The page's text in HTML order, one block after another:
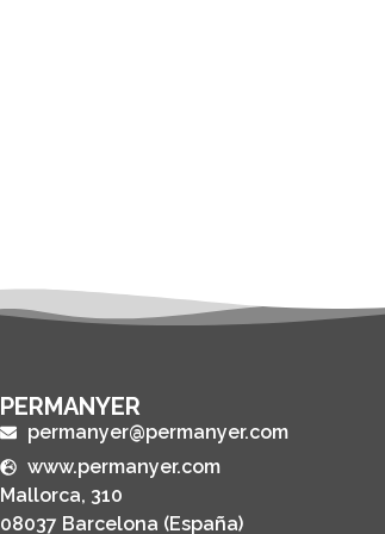
PERMANYER
permanyer@permanyer.com
www.permanyer.com
Mallorca, 310
08037 Barcelona (España)